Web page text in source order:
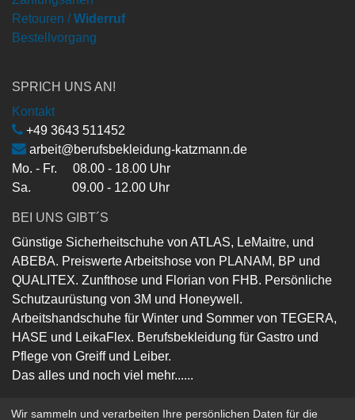
Retouren / Widerruf
Bestellvorgang
SPRICH UNS AN!
Kontakt
+49 3643 511452
arbeit@berufsbekleidung-katzmann.de
Mo. - Fr. 08.00 - 18.00 Uhr
Sa. 09.00 - 12.00 Uhr
BEI UNS GIBT´S
Günstige Sicherheitschuhe von ATLAS, LeMaitre, und
ABEBA. Preiswerte Arbeitshose von PLANAM, BP und
QUALITEX. Zunfthose und Florian von FHB. Persönliche
Schutzaurüstung von 3M und Honeywell.
Arbeitshandschuhe für Winter und Sommer von TEGERA,
HASE und LeikaFlex. Berufsbekleidung für Gastro und
Pflege von Greiff und Leiber.
Das alles und noch viel mehr......
Wir sammeln und verarbeiten Ihre persönlichen Daten für die